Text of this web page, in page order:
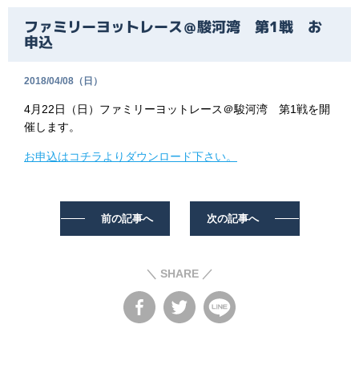
ファミリーヨットレース＠駿河湾 第1戦 お
申込
2018/04/08（日）
4月22日（日）ファミリーヨットレース＠駿河湾 第1戦を開
催します。
お申込はコチラよりダウンロード下さい。
前の記事へ 次の記事へ
＼ SHARE ／